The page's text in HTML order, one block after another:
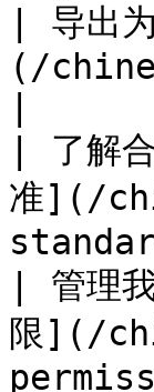
| 导出
(/
| 了
准](/
| 管
限](/